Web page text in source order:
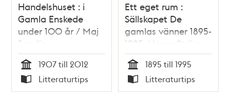
Handelshuset : i
Gamla Enskede
under 100 år / Maj
Sandin
Tid
1907 till 2012
Typ
Litteraturtips
Ett eget rum :
Sällskapet De
gamlas vänner 1895-
1995 / Inger Ström-
Billing
Tid
1895 till 1995
Typ
Litteraturtips